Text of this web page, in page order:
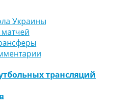
Украины
трансляций